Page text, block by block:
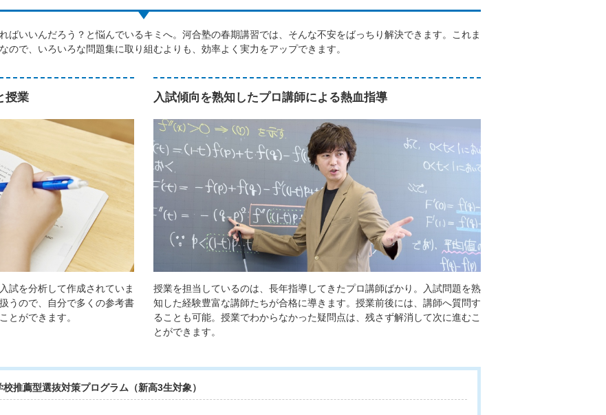
ばいいんだろう？と悩んでいるキミへ。河合塾の春期講習では、そんな不安をばっちり解決できます。これま
ので、いろいろな問題集に取り組むよりも、効率よく実力をアップできます。
授業
試を分析して作成されていま
うので、自分で多くの参考書
とができます。
入試傾向を熟知したプロ講師による熱血指導
授業を担当しているのは、長年指導してきたプロ講師ばかり。入試問題を熟
知した経験豊富な講師たちが合格に導きます。授業前後には、講師へ質問す
ることも可能。授業でわからなかった疑問点は、残さず解消して次に進むこ
とができます。
推薦型選抜対策プログラム（新高3生対象）